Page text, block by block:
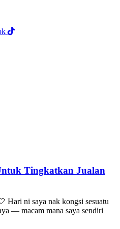
Tingkatkan Jualan
Hari ni saya nak kongsi sesuatu
— macam mana saya sendiri